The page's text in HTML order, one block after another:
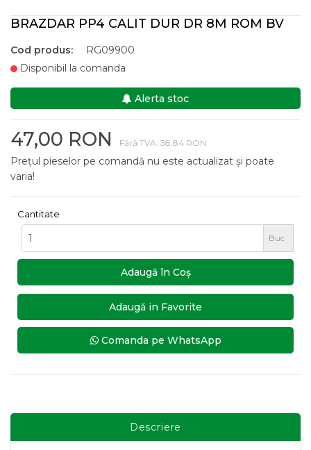
BRAZDAR PP4 CALIT DUR DR 8M ROM BV
Cod produs:
RG09900
Disponibil la comanda
Alerta stoc
47,00 RON Fără TVA: 38,84 RON
Prețul pieselor pe comandă nu este actualizat și poate
varia!
Cantitate
Buc
Adaugă în Coş
Adaugă in Favorite
Comanda pe WhatsApp
Descriere